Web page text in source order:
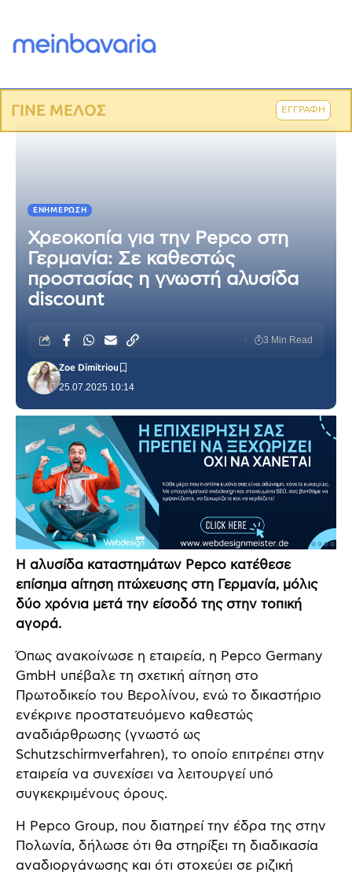
ΓΙΝΕ ΜΕΛΟΣ ΕΓΓΡΑΦΗ
ΕΝΗΜΈΡΩΣΗ
Χρεοκοπία για την Pepco στη
Γερμανία: Σε καθεστώς
προστασίας η γνωστή αλυσίδα
discount
25.07.2025 10:14
Zoe Dimitriou
3 Min Read
Η αλυσίδα καταστημάτων Pepco κατέθεσε
επίσημα αίτηση πτώχευσης στη Γερμανία, μόλις
δύο χρόνια μετά την είσοδό της στην τοπική
αγορά.
Όπως ανακοίνωσε η εταιρεία, η Pepco Germany
GmbH υπέβαλε τη σχετική αίτηση στο
Πρωτοδικείο του Βερολίνου, ενώ το δικαστήριο
ενέκρινε προστατευόμενο καθεστώς
αναδιάρθρωσης (γνωστό ως
Schutzschirmverfahren), το οποίο επιτρέπει στην
εταιρεία να συνεχίσει να λειτουργεί υπό
συγκεκριμένους όρους.
Η Pepco Group, που διατηρεί την έδρα της στην
Πολωνία, δήλωσε ότι θα στηρίξει τη διαδικασία
αναδιοργάνωσης και ότι στοχεύει σε ριζική